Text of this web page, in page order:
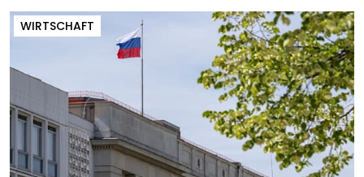
WIRTSCHAFT